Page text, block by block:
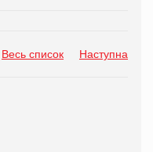
Весь список Наступна